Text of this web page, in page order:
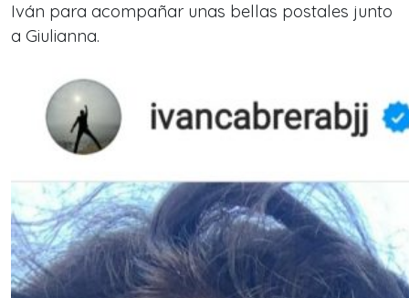
Iván para acompañar unas bellas postales junto
a Giulianna.